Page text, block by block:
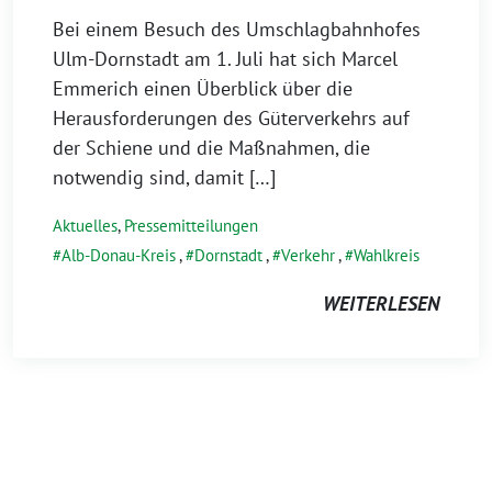
Bei einem Besuch des Umschlagbahnhofes
Ulm-Dornstadt am 1. Juli hat sich Marcel
Emmerich einen Überblick über die
Herausforderungen des Güterverkehrs auf
der Schiene und die Maßnahmen, die
notwendig sind, damit […]
Aktuelles, Pressemitteilungen
Alb-Donau-Kreis, Dornstadt, Verkehr, Wahlkreis
WEITERLESEN